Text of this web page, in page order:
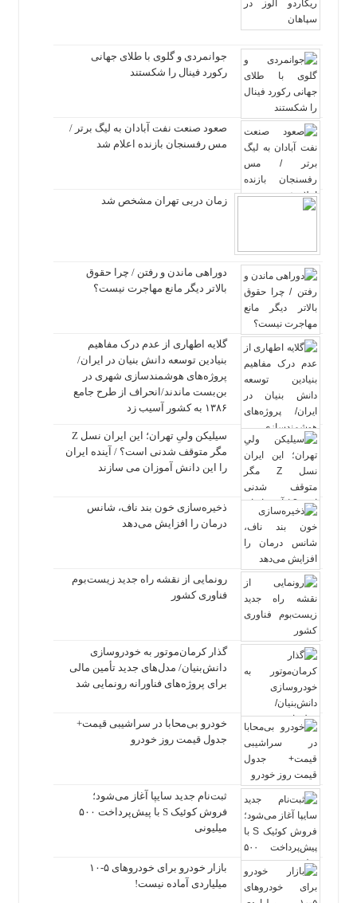
جوانمردی و گلوی با طلای جهانی
رکورد فینال را شکستند
صعود صنعت نفت آبادان به لیگ برتر /
مس رفسنجان بازنده اعلام شد
زمان دربی تهران مشخص شد
دوراهی ماندن و رفتن / چرا حقوق
بالاتر دیگر مانع مهاجرت نیست؟
گلایه اطهاری از عدم درک مفاهیم
بنیادین توسعه دانش بنیان در ایران/
پروژه‌های هوشمندسازی شهری در
بن‌بست ماندند/انحراف از طرح جامع
۱۳۸۶ به کشور آسیب زد
سیلیکن ولیِ تهران؛ این ایران نسل Z
مگر متوقف شدنی است؟ / آینده ایران
را این دانش آموزان می سازند
ذخیره‌سازی خون بند ناف، شانس
درمان را افزایش می‌دهد
رونمایی از نقشه راه جدید زیست‌بوم
فناوری کشور
گذار کرمان‌موتور به خودروسازی
دانش‌بنیان/ مدل‌های جدید تأمین مالی
برای پروژه‌های فناورانه رونمایی شد
خودرو بی‌محابا در سراشیبی قیمت+
جدول قیمت روز خودرو
ثبت‌نام جدید سایپا آغاز می‌شود؛
فروش کوئیک S با پیش‌پرداخت ۵۰۰
میلیونی
بازار خودرو برای خودروهای ۵-۱۰
میلیاردی آماده نیست!